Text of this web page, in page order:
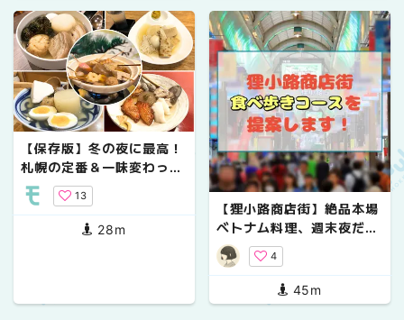
【保存版】冬の夜に最高！
札幌の定番＆一味変わった
おでん5選
13
28m
【狸小路商店街】絶品本場
ベトナム料理、週末夜だけ
のジェラート店…狸小路商
店街食べ歩きコースを提案
4
45m